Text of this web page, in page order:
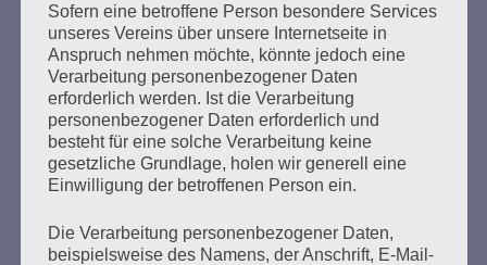
Erstellt am20. Februar 2020
Für eine solidarische Gesellschaft! Alle zusammen gegen
den Faschismus! Am Mittwochabend, 19. Februar 2020,
hat ein Neonazi in Hanau zehn Menschen ermordet. Das
ist der zweitgrößte rechte Terroranschlag in der
Geschichte der Bundesrepublik. In vielen Städten wird
heute mit spontanen Solidaritätskundgebungen der
Eigentlich ein Augenblick der Stille, des Trauerns…
Sofern eine betroffene Person besondere Services
unseres Vereins über unsere Internetseite in
Anspruch nehmen möchte, könnte jedoch eine
Verarbeitung personenbezogener Daten
erforderlich werden. Ist die Verarbeitung
personenbezogener Daten erforderlich und
besteht für eine solche Verarbeitung keine
gesetzliche Grundlage, holen wir generell eine
Einwilligung der betroffenen Person ein.
Die Verarbeitung personenbezogener Daten,
beispielsweise des Namens, der Anschrift, E-Mail-